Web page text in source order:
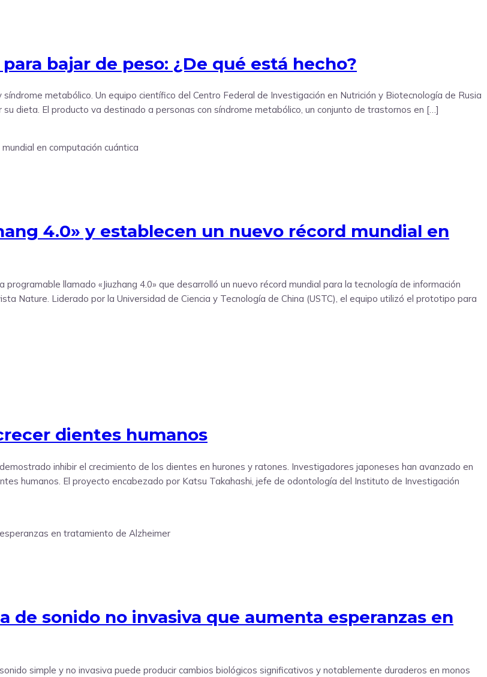
bajar de peso: ¿De qué está hecho?
metabólico. Un equipo científico del Centro Federal de Investigación en Nutrición y Biotecnología de Rusia
dieta. El producto va destinado a personas con síndrome metabólico, un conjunto de trastornos en […]
4.0» y establecen un nuevo récord mundial en
llamado «Jiuzhang 4.0» que desarrolló un nuevo récord mundial para la tecnología de información
Nature. Liderado por la Universidad de Ciencia y Tecnología de China (USTC), el equipo utilizó el prototipo para
dientes humanos
inhibir el crecimiento de los dientes en hurones y ratones. Investigadores japoneses han avanzado en
humanos. El proyecto encabezado por Katsu Takahashi, jefe de odontología del Instituto de Investigación
sonido no invasiva que aumenta esperanzas en
simple y no invasiva puede producir cambios biológicos significativos y notablemente duraderos en monos